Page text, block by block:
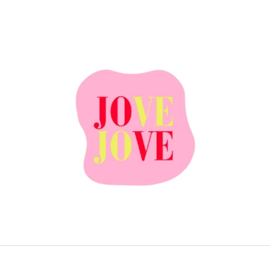
ČO POTREBUJETE NÁJSŤ?
HĽADAŤ